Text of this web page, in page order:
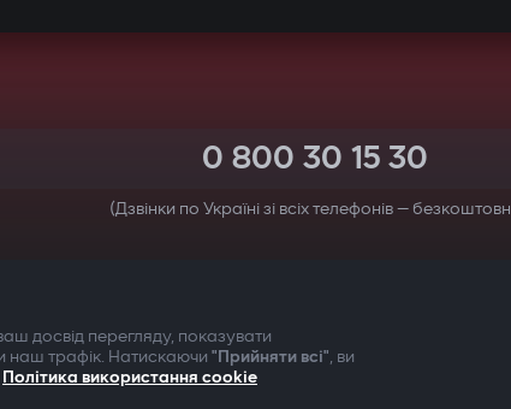
0 800 30 15 30
(Дзвінки по Україні зі всіх телефонів —
досвід перегляду, показувати
наш трафік. Натискаючи "Прийняти всі", ви
Політика використання cookie